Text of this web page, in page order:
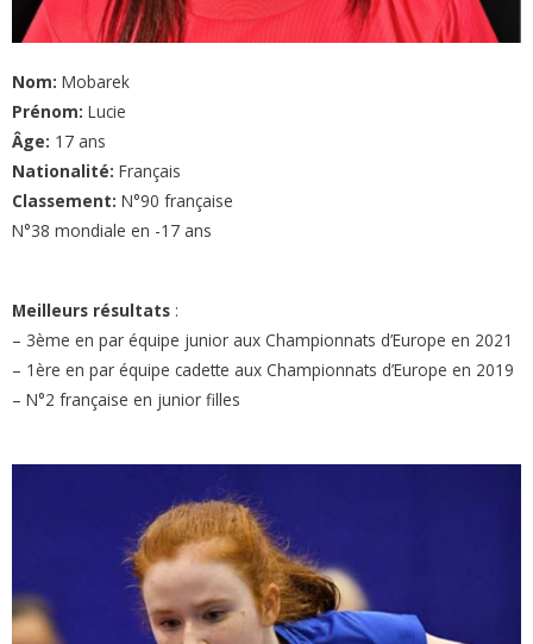
Nom: Mobarek
Prénom: Lucie
Âge: 17 ans
Nationalité: Français
Classement: N°90 française
N°38 mondiale en -17 ans
Meilleurs résultats :
– 3ème en par équipe junior aux Championnats d’Europe en 2021
– 1ère en par équipe cadette aux Championnats d’Europe en 2019
– N°2 française en junior filles